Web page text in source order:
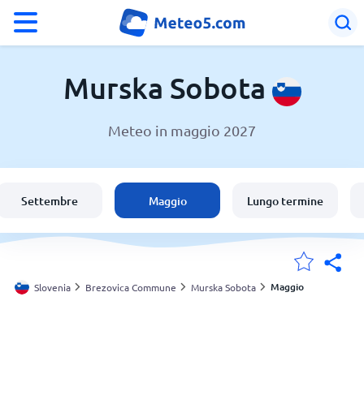
Meteo a Murska Sobota
Italia
Svizzera
Murska Sobota
Meteo in maggio 2027
Settembre Maggio Lungo termine
Slovenia Brezovica Commune Murska Sobota Maggio